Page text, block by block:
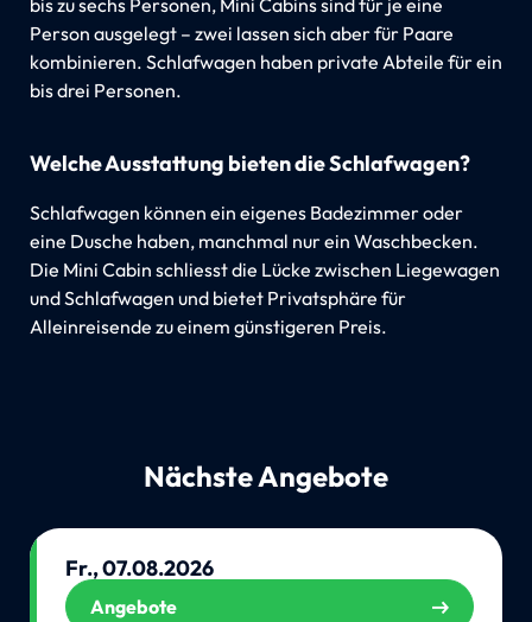
Person ausgelegt – zwei lassen sich aber für Paare
kombinieren. Schlafwagen haben private Abteile für ein
bis drei Personen.
Welche Ausstattung bieten die Schlafwagen?
Schlafwagen können ein eigenes Badezimmer oder
eine Dusche haben, manchmal nur ein Waschbecken.
Die Mini Cabin schliesst die Lücke zwischen Liegewagen
und Schlafwagen und bietet Privatsphäre für
Alleinreisende zu einem günstigeren Preis.
Nächste Angebote
Fr., 07.08.2026
Angebote